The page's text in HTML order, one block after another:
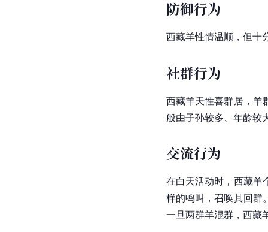
防御行为
西藏羊性情温顺，但十
社群行为
西藏羊天性喜群居，羊
般由子孙较多、年龄较
交流行为
在白天活动时，西藏羊
样的鸣叫，召唤其回群
一旦两群羊混群，西藏